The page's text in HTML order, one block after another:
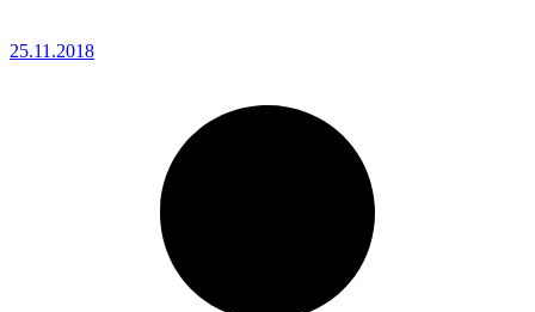
25.11.2018